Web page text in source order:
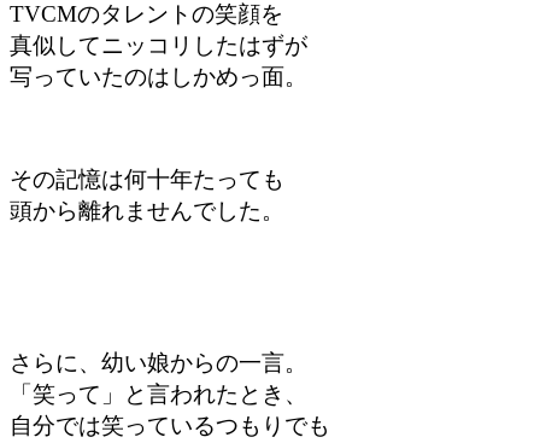
TVCMのタレントの笑顔を
真似してニッコリしたはずが
写っていたのはしかめっ面。
その記憶は何十年たっても
頭から離れませんでした。
さらに、幼い娘からの一言。
「笑って」と言われたとき、
自分では笑っているつもりでも